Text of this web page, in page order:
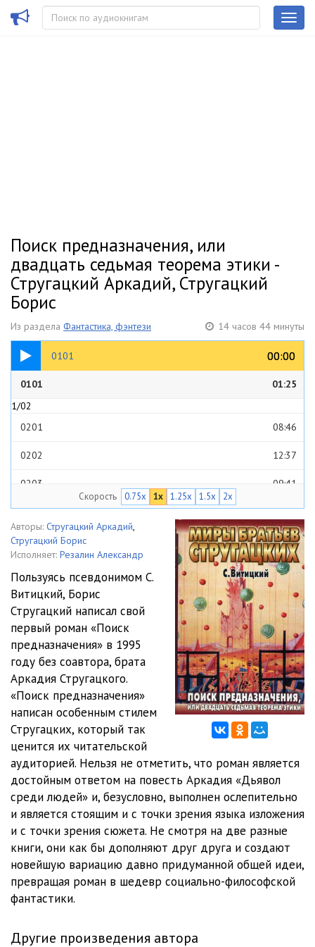
Поиск предназначения, или
двадцать седьмая теорема этики -
Стругацкий Аркадий, Стругацкий
Борис
Из раздела Фантастика, фэнтези 14 часов 44 минуты
0101 00:00
00:00
01:25
1/01
0101
01:25
1/02
0201
08:46
0202 12:37
0203 09:41
0204 11:54
0205 09:41
09:06
0207 11:29
0208 06:33
0209 11:28
0210 14:48
0211 13:36
0212
0213 12:00
0214 17:55
0215
14:15
1/03
0301
10:38
0302
Скорость 0.75x 1x 1.25x 1.5x 2x
Авторы: Стругацкий Аркадий,
Стругацкий Борис
Исполняет: Резалин Александр
Пользуясь псевдонимом С.
Витицкий, Борис
Стругацкий написал свой
первый роман «Поиск
предназначения» в 1995
году без соавтора, брата
Аркадия Стругацкого.
«Поиск предназначения»
написан особенным стилем
Стругацких, который так
ценится их читательской
аудиторией. Нельзя не отметить, что роман является
достойным ответом на повесть Аркадия «Дьявол
среди людей» и, безусловно, выполнен ослепительно
и является стоящим и с точки зрения языка изложения
и с точки зрения сюжета. Не смотря на две разные
книги, они как бы дополняют друг друга и создают
новейшую вариацию давно придуманной общей идеи,
превращая роман в шедевр социально-философской
фантастики.
Другие произведения автора